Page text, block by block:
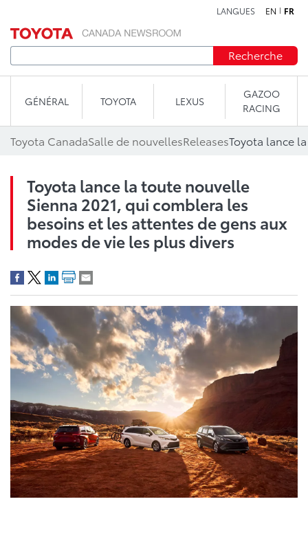
LANGUES EN FR
Recherche
GÉNÉRAL TOYOTA LEXUS
GAZOO
RACING
Toyota CanadaSalle de nouvellesReleases
Toyota lance la toute nouvelle
Sienna 2021, qui comblera les
besoins et les attentes de gens aux
modes de vie les plus divers